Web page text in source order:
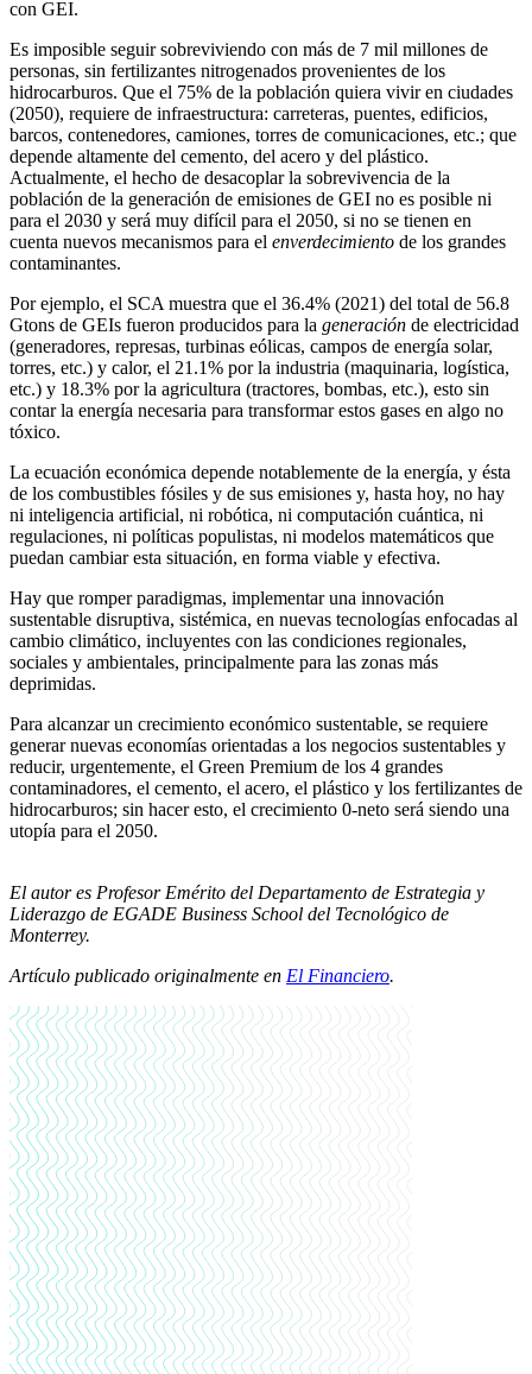
con GEI.
Es imposible seguir sobreviviendo con más de 7 mil millones de
personas, sin fertilizantes nitrogenados provenientes de los
hidrocarburos. Que el 75% de la población quiera vivir en ciudades
(2050), requiere de infraestructura: carreteras, puentes, edificios,
barcos, contenedores, camiones, torres de comunicaciones, etc.; que
depende altamente del cemento, del acero y del plástico.
Actualmente, el hecho de desacoplar la sobrevivencia de la
población de la generación de emisiones de GEI no es posible ni
para el 2030 y será muy difícil para el 2050, si no se tienen en
cuenta nuevos mecanismos para el enverdecimiento de los grandes
contaminantes.
Por ejemplo, el SCA muestra que el 36.4% (2021) del total de 56.8
Gtons de GEIs fueron producidos para la generación de electricidad
(generadores, represas, turbinas eólicas, campos de energía solar,
torres, etc.) y calor, el 21.1% por la industria (maquinaria, logística,
etc.) y 18.3% por la agricultura (tractores, bombas, etc.), esto sin
contar la energía necesaria para transformar estos gases en algo no
tóxico.
La ecuación económica depende notablemente de la energía, y ésta
de los combustibles fósiles y de sus emisiones y, hasta hoy, no hay
ni inteligencia artificial, ni robótica, ni computación cuántica, ni
regulaciones, ni políticas populistas, ni modelos matemáticos que
puedan cambiar esta situación, en forma viable y efectiva.
Hay que romper paradigmas, implementar una innovación
sustentable disruptiva, sistémica, en nuevas tecnologías enfocadas al
cambio climático, incluyentes con las condiciones regionales,
sociales y ambientales, principalmente para las zonas más
deprimidas.
Para alcanzar un crecimiento económico sustentable, se requiere
generar nuevas economías orientadas a los negocios sustentables y
reducir, urgentemente, el Green Premium de los 4 grandes
contaminadores, el cemento, el acero, el plástico y los fertilizantes de
hidrocarburos; sin hacer esto, el crecimiento 0-neto será siendo una
utopía para el 2050.
El autor es Profesor Emérito del Departamento de Estrategia y
Liderazgo de EGADE Business School del Tecnológico de
Monterrey.
Artículo publicado originalmente en El Financiero.